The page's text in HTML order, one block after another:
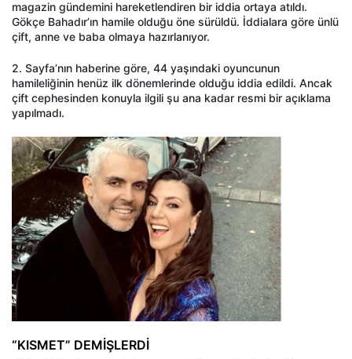
magazin gündemini hareketlendiren bir iddia ortaya atıldı.
Gökçe Bahadır’ın hamile olduğu öne sürüldü. İddialara göre ünlü
çift, anne ve baba olmaya hazırlanıyor.
2. Sayfa’nın haberine göre, 44 yaşındaki oyuncunun
hamileliğinin henüz ilk dönemlerinde olduğu iddia edildi. Ancak
çift cephesinden konuyla ilgili şu ana kadar resmi bir açıklama
yapılmadı.
“KISMET” DEMİŞLERDİ